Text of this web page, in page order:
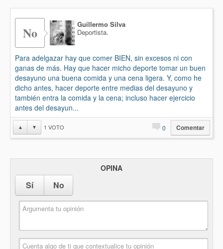
No
Guillermo Silva
Deportista.
Para adelgazar hay que comer BIEN, sin excesos ni con
ganas de más. Hay que hacer micho deporte tomar un buen
desayuno una buena comida y una cena ligera. Y, como he
dicho antes, hacer deporte entre medias del desayuno y
también entra la comida y la cena; incluso hacer ejercicio
antes del desayun...
▲ ▼ 1 VOTO 0 Comentar
OPINA
Sí No